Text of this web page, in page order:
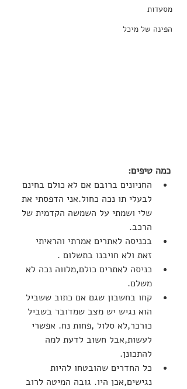
מסעדות
הפינה של מיכל
כמה טיפים:
החניונים ברובם אם לא כולם בחינם
לבעלי תו נכה כחול.אני הדפסתי את
שלי ושמתי על השמשה הקדמית של
הרכב.
בכניסה לאתרים אמרתי והראיתי
זאת ולא חויבנו בתשלום .
כניסה לאתרים כולם,מלווה נכה לא
משלם.
קחו בחשבון שגם אם כתוב ששביל
הוא נגיש יש מצב שמדובר בשביל
כורכר,לא סלול ,פחות נח. אפשרי
לעשות,אבל חשוב לדעת למה
להתכונן.
כל החדרים שהובטחו להיות
נגישים,אכן היו. גובה המיטה לרוב